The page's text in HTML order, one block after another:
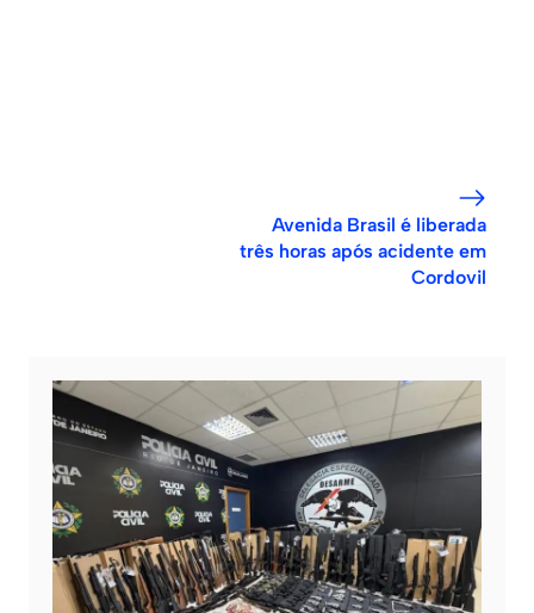
Avenida Brasil é liberada
três horas após acidente em
Cordovil